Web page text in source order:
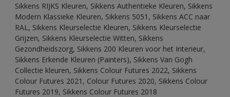
Sikkens RIJKS Kleuren, Sikkens Authentieke Kleuren, Sikkens
Modern Klassieke Kleuren, Sikkens 5051, Sikkens ACC naar
RAL, Sikkens Kleurselectie Kleuren, Sikkens Kleurselectie
Grijzen, Sikkens Kleurselectie Witten, Sikkens
Gezondheidszorg, Sikkens 200 Kleuren voor het Interieur,
Sikkens Erkende Kleuren (Painters), Sikkens Van Gogh
Collectie kleuren, Sikkens Colour Futures 2022, Sikkens
Colour Futures 2021, Colour Futures 2020, Sikkens Colour
Futures 2019, Sikkens Colour Futures 2018